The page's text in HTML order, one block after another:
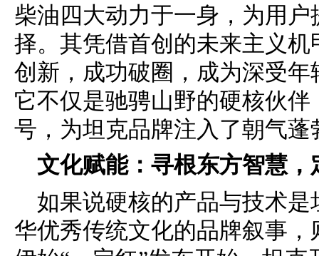
柴油四大动力于一身，为用
择。其凭借首创的未来主义机
创新，成功破圈，成为深受
它不仅是驰骋山野的硬核伙
号，为坦克品牌注入了朝气蓬
文化赋能：寻根东方智慧，
如果说硬核的产品与技术
华优秀传统文化的品牌叙事